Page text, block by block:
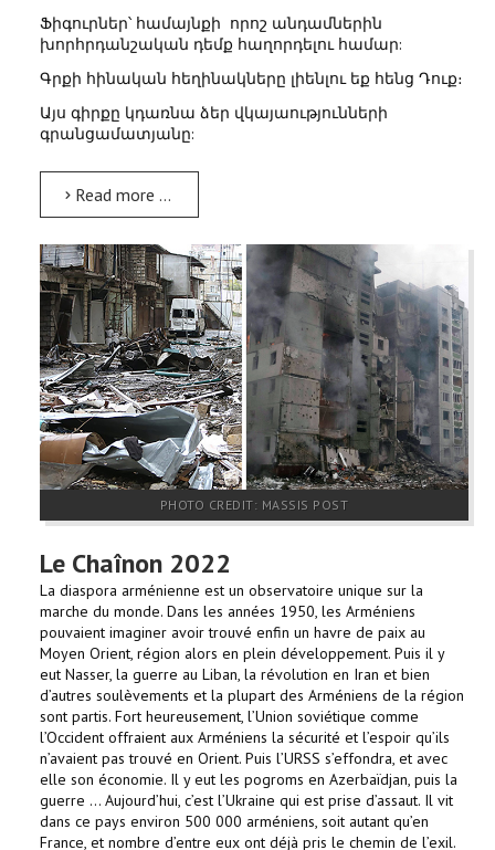
Ֆիգուրներ՝ համայնքի որոշ անդամներին
խորհրդանշական դեմք հաղորդելու համար:
Գրքի հինական հեղինակները լիենլու եք հենց Դուք։
Այս գիրքը կդառնա ձեր վկայաությունների
գրանցամատյանը:
Read more …
PHOTO CREDIT: MASSIS POST
Le Chaînon 2022
La diaspora arménienne est un observatoire unique sur la
marche du monde. Dans les années 1950, les Arméniens
pouvaient imaginer avoir trouvé enfin un havre de paix au
Moyen Orient, région alors en plein développement. Puis il y
eut Nasser, la guerre au Liban, la révolution en Iran et bien
d’autres soulèvements et la plupart des Arméniens de la région
sont partis. Fort heureusement, l’Union soviétique comme
l’Occident offraient aux Arméniens la sécurité et l’espoir qu’ils
n’avaient pas trouvé en Orient. Puis l’URSS s’effondra, et avec
elle son économie. Il y eut les pogroms en Azerbaïdjan, puis la
guerre … Aujourd’hui, c’est l’Ukraine qui est prise d’assaut. Il vit
dans ce pays environ 500 000 arméniens, soit autant qu’en
France, et nombre d’entre eux ont déjà pris le chemin de l’exil.